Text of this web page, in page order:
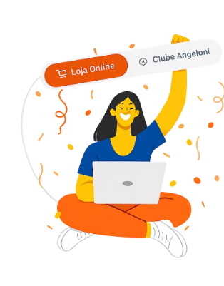
Informações do Produto
Tipo de Verdura
Quem viu comprou também